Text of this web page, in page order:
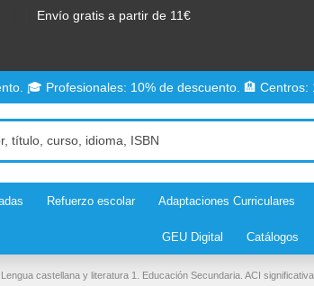
Envío gratis a partir de 11€
🎓 Profesionales: 10% de descuento. 🏨
Refuerzo escolar Adaptaciones Curriculares
GEU Digital Catálogos
castellana y literatura 1. Educación Secundaria. ACI significativa